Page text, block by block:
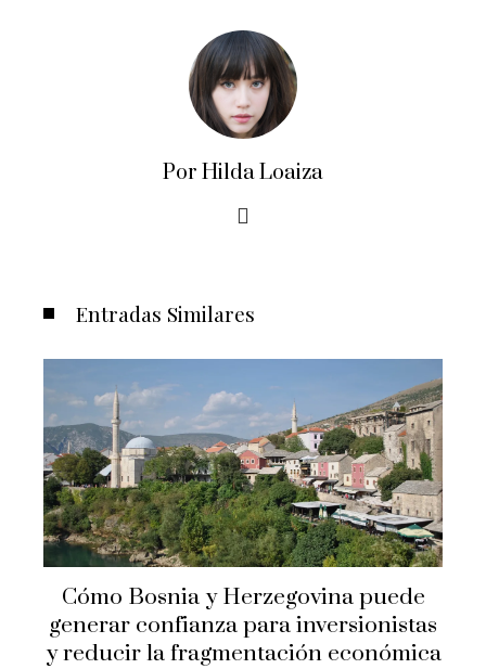
Por Hilda Loaiza
Entradas Similares
Crisis financieras que impulsaron la
creación de mecanismos de
supervisión bancaria